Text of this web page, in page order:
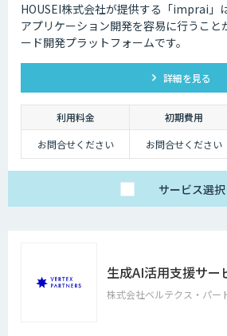
HOUSEI株式会社が提供する「imprai」
アプリケーション開発を容易に行うこと
ード開発プラットフォームです。
詳細を見る
利用料金 初期費用
お問合せください
お問合せください
サービス選択
生成AI活用支援サー
株式会社ベルテクス・パー